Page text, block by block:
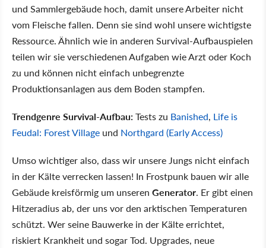
und Sammlergebäude hoch, damit unsere Arbeiter nicht
vom Fleische fallen. Denn sie sind wohl unsere wichtigste
Ressource. Ähnlich wie in anderen Survival-Aufbauspielen
teilen wir sie verschiedenen Aufgaben wie Arzt oder Koch
zu und können nicht einfach unbegrenzte
Produktionsanlagen aus dem Boden stampfen.
Trendgenre Survival-Aufbau:Tests zu Banished, Life is
Feudal: Forest Village und Northgard (Early Access)
Umso wichtiger also, dass wir unsere Jungs nicht einfach
in der Kälte verrecken lassen! In Frostpunk bauen wir alle
Gebäude kreisförmig um unseren Generator. Er gibt einen
Hitzeradius ab, der uns vor den arktischen Temperaturen
schützt. Wer seine Bauwerke in der Kälte errichtet,
riskiert Krankheit und sogar Tod. Upgrades, neue